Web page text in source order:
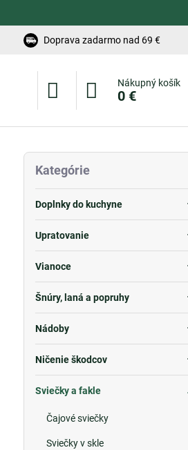
Doprava zadarmo nad 69 €
Nákupný košík
0 €
Kategórie
Doplnky do kuchyne
Upratovanie
Vianoce
Šnúry, laná a popruhy
Nádoby
Ničenie škodcov
Sviečky a fakle
Čajové sviečky
Sviečky v skle